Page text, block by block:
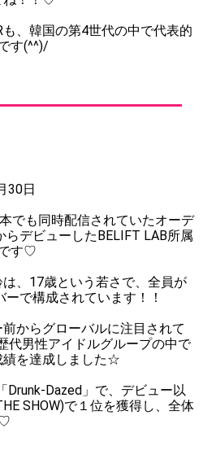
も、韓国の第4世代の中で代表的
す(^^)/
30日
でも同時配信されていたオーデ
らデビューしたBELIFT LAB所属
す♡
、17歳という若さで、全員が
で構成されています！！
からグローバルに注目されて
代男性アイドルグループの中で
績を達成しました☆
Drunk-Dazed」で、デビュー以
SHOW)で１位を獲得し、全体